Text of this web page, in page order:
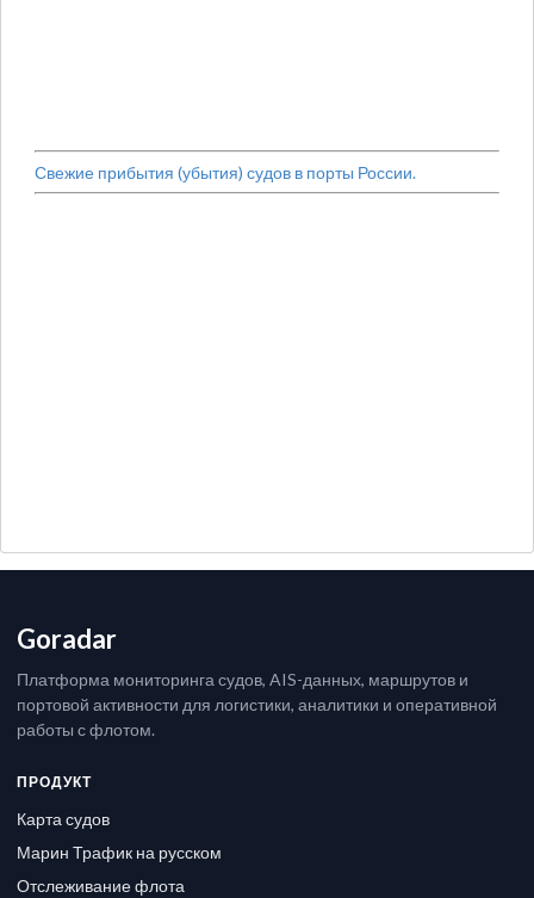
Свежие прибытия (убытия) судов в порты России.
Goradar
Платформа мониторинга судов, AIS-данных, маршрутов и
портовой активности для логистики, аналитики и оперативной
работы с флотом.
ПРОДУКТ
Карта судов
Марин Трафик на русском
Отслеживание флота